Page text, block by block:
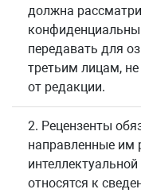
должна
передавать для
третьим лицам,
от редакции.
2. Рецензенты
направленные им
относятся к